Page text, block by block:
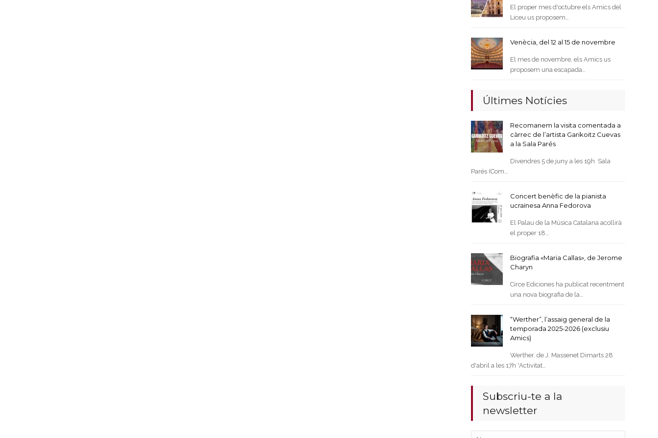
El proper mes d'octubre els Amics del
Liceu us proposem…
Venècia, del 12 al 15 de novembre
El mes de novembre, els Amics us
proposem una escapada…
Últimes Notícies
Recomanem la visita comentada a
càrrec de l’artista Garikoitz Cuevas
a la Sala Parés
Divendres 5 de juny a les 19h Sala
Parés (Com…
Concert benèfic de la pianista
ucraïnesa Anna Fedorova
El Palau de la Música Catalana acollirà
el proper 18…
Biografia «Maria Callas», de Jerome
Charyn
Circe Ediciones ha publicat recentment
una nova biografia de la…
“Werther”, l’assaig general de la
temporada 2025-2026 (exclusiu
Amics)
Werther, de J. Massenet Dimarts 28
d'abril a les 17h *Activitat…
Subscriu-te a la
newsletter